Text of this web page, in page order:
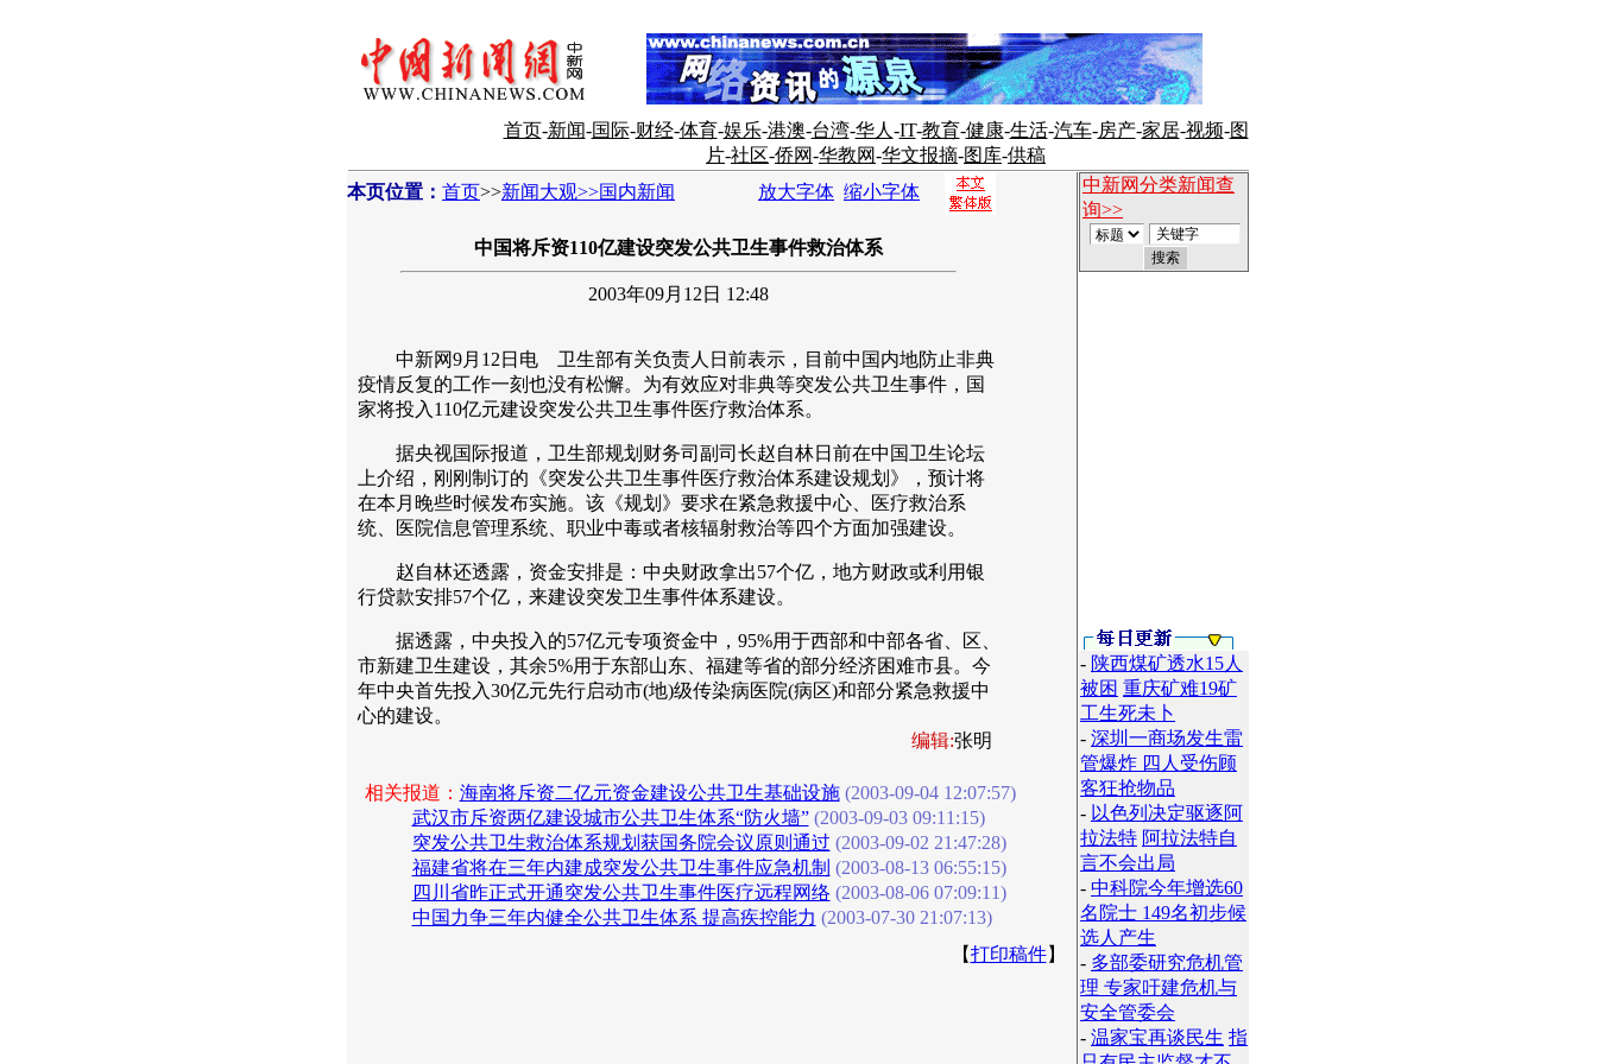
首页-新闻-国际-财经-体育-娱乐-港澳-台湾-华人 -IT-教育-健康-生活-汽车-房产-家居-视频-图
片-社区-侨网-华教网-华文报摘-图库-供稿
本页位置： 首页>>新闻大观>>国内新闻 放大字体 缩小字体
中国将斥资110亿建设突发公共卫生事件救治体系
2003年09月12日 12:48
中新网9月12日电 卫生部有关负责人日前表示，目前中国内地防止非典
疫情反复的工作一刻也没有松懈。为有效应对非典等突发公共卫生事件，国
家将投入110亿元建设突发公共卫生事件医疗救治体系。
据央视国际报道，卫生部规划财务司副司长赵自林日前在中国卫生论坛
上介绍，刚刚制订的《突发公共卫生事件医疗救治体系建设规划》，预计将
在本月晚些时候发布实施。该《规划》要求在紧急救援中心、医疗救治系
统、医院信息管理系统、职业中毒或者核辐射救治等四个方面加强建设。
赵自林还透露，资金安排是：中央财政拿出57个亿，地方财政或利用银
行贷款安排57个亿，来建设突发卫生事件体系建设。
据透露，中央投入的57亿元专项资金中，95%用于西部和中部各省、区、
市新建卫生建设，其余5%用于东部山东、福建等省的部分经济困难市县。今
年中央首先投入30亿元先行启动市(地)级传染病医院(病区)和部分紧急救援中
心的建设。
编辑:张明
相关报道： 海南将斥资二亿元资金建设公共卫生基础设施(2003-09-04 12:07:57)
武汉市斥资两亿建设城市公共卫生体系“防火墙”(2003-09-03 09:11:15)
突发公共卫生救治体系规划获国务院会议原则通过 (2003-09-02 21:47:28)
福建省将在三年内建成突发公共卫生事件应急机制 (2003-08-13 06:55:15)
四川省昨正式开通突发公共卫生事件医疗远程网络(2003-08-06 07:09:11)
中国力争三年内健全公共卫生体系 提高疾控能力 (2003-07-30 21:07:13)
【打印稿件】
中新网分类新闻查
询>>
- 陕西煤矿透水15人
被困 重庆矿难19矿
工生死未卜
- 深圳一商场发生雷
管爆炸 四人受伤顾
客狂抢物品
- 以色列决定驱逐阿
拉法特 阿拉法特自
言不会出局
- 中科院今年增选60
名院士 149名初步候
选人产生
- 多部委研究危机管
理 专家吁建危机与
安全管委会
- 温家宝再谈民生 指